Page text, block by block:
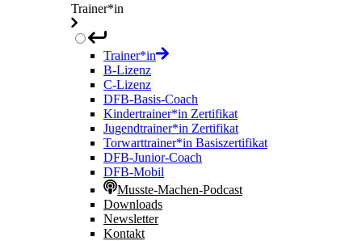
Trainer*in
Trainer*in
B-Lizenz
C-Lizenz
DFB-Basis-Coach
Kindertrainer*in Zertifikat
Jugendtrainer*in Zertifikat
Torwarttrainer*in Basiszertifikat
DFB-Junior-Coach
DFB-Mobil
Musste-Machen-Podcast
Downloads
Newsletter
Kontakt